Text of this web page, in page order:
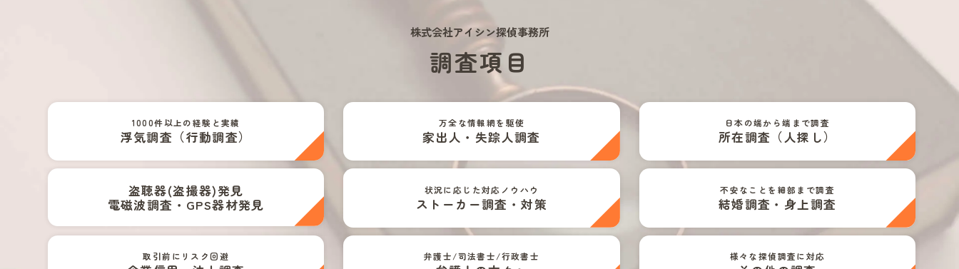
株式会社アイシン探偵事務所
調査項目
1000件以上の経験と実績
浮気調査（行動調査）
万全な情報網を駆使
家出人・失踪人調査
日本の端から端まで調査
所在調査（人探し）
盗聴器(盗撮器)発見
電磁波調査・GPS器材発見
状況に応じた対応ノウハウ
ストーカー調査・対策
不安なことを細部まで調査
結婚調査・身上調査
取引前にリスク回避 弁護士/司法書士/行政書士 様々な探偵調査に対応